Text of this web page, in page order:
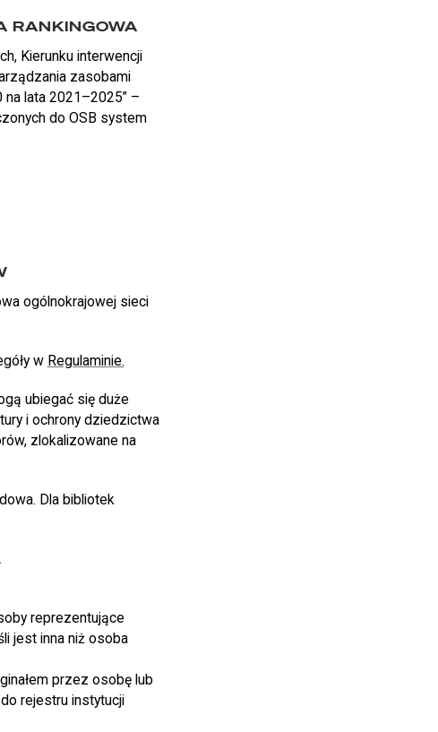
RANKINGOWA
Kierunku interwencji
zasobami
lata 2021–2025” –
do OSB system
ogólnokrajowej sieci
w Regulaminie.
ubiegać się duże
i ochrony dziedzictwa
zlokalizowane na
Dla bibliotek
reprezentujące
jest inna niż osoba
przez osobę lub
rejestru instytucji